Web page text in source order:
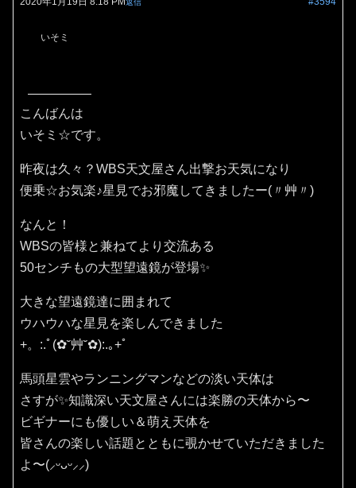
返信
いそミ
こんばんは
いそミ☆です。
昨夜は久々？WBS天文屋さん出撃お天気になり
便乗☆お気楽♪星見でお邪魔してきましたー(〃艸〃)
なんと！
WBSの皆様と兼ねてより交流ある
50センチもの大型望遠鏡が登場✨
大きな望遠鏡達に囲まれて
ウハウハな星見を楽しんできました
+。:.ﾟ(✿˘艸˘✿):.｡+ﾟ
馬頭星雲やランニングマンなどの淡い天体は
さすが✨知識深い天文屋さんには楽勝の天体から〜
ビギナーにも優しい＆萌え天体を
皆さんの楽しい話題とともに覗かせていただきました
よ〜(⸝ᵕᴗᵕ⸝⸝)